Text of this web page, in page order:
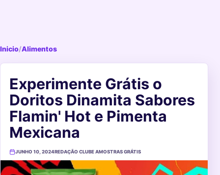
Inicio/Alimentos
Experimente Grátis o
Doritos Dinamita Sabores
Flamin' Hot e Pimenta
Mexicana
JUNHO 10, 2024REDAÇÃO CLUBE AMOSTRAS GRÁTIS